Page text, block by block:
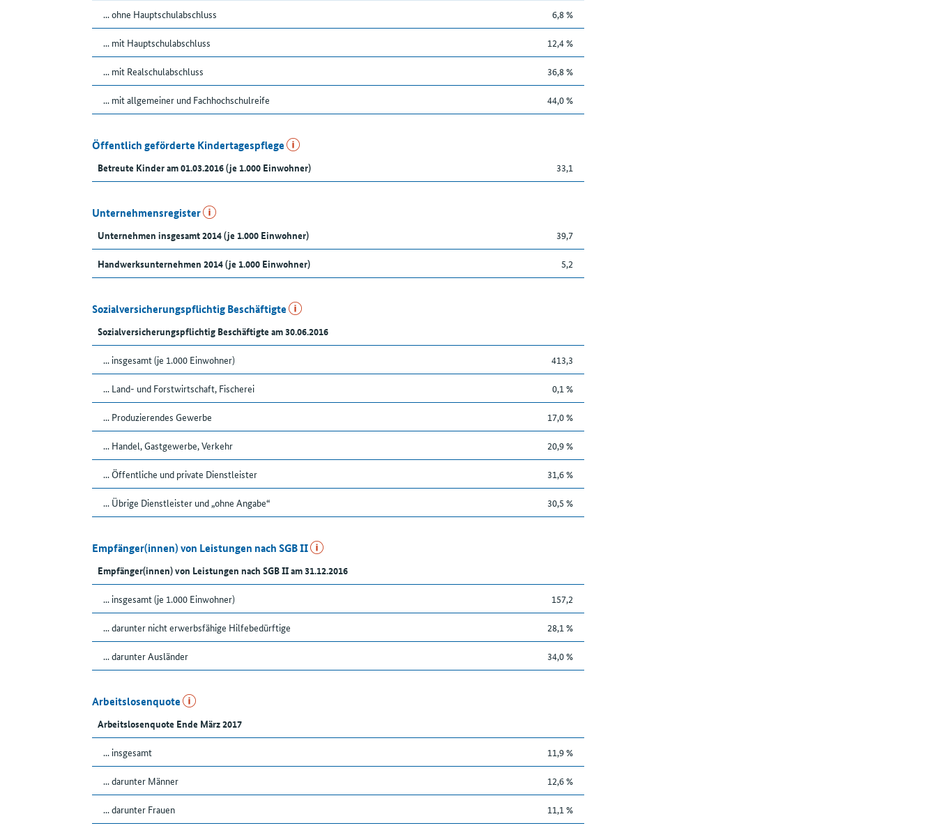
... ohne Hauptschulabschluss 6,8 %
... mit Hauptschulabschluss 12,4 %
... mit Realschulabschluss 36,8 %
... mit allgemeiner und Fachhochschulreife 44,0 %
Öffentlich geförderte Kindertagespflege
Betreute Kinder am 01.03.2016 (je 1.000 Einwohner) 33,1
Unternehmensregister
Unternehmen insgesamt 2014 (je 1.000 Einwohner) 39,7
Handwerksunternehmen 2014 (je 1.000 Einwohner) 5,2
Sozialversicherungspflichtig Beschäftigte
Sozialversicherungspflichtig Beschäftigte am 30.06.2016
... insgesamt (je 1.000 Einwohner) 413,3
... Land- und Forstwirtschaft, Fischerei 0,1 %
... Produzierendes Gewerbe 17,0 %
... Handel, Gastgewerbe, Verkehr 20,9 %
... Öffentliche und private Dienstleister 31,6 %
... Übrige Dienstleister und „ohne Angabe“ 30,5 %
Empfänger(innen) von Leistungen nach SGB II
Empfänger(innen) von Leistungen nach SGB II am 31.12.2016
... insgesamt (je 1.000 Einwohner) 157,2
... darunter nicht erwerbsfähige Hilfebedürftige 28,1 %
... darunter Ausländer 34,0 %
Arbeitslosenquote
Arbeitslosenquote Ende März 2017
... insgesamt 11,9 %
... darunter Männer 12,6 %
... darunter Frauen 11,1 %